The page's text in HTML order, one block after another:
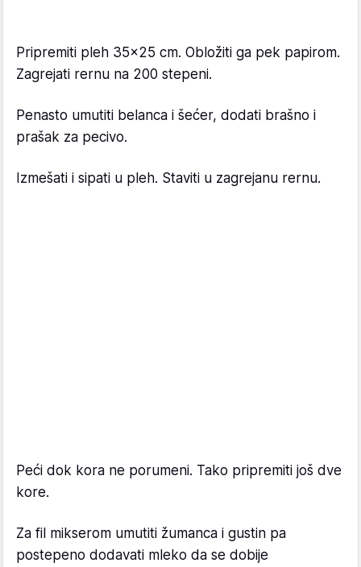
Pripremiti pleh 35x25 cm. Obložiti ga pek papirom.
Zagrejati rernu na 200 stepeni.
Penasto umutiti belanca i šećer, dodati brašno i
prašak za pecivo.
Izmešati i sipati u pleh. Staviti u zagrejanu rernu.
Peći dok kora ne porumeni. Tako pripremiti još dve
kore.
Za fil mikserom umutiti žumanca i gustin pa
postepeno dodavati mleko da se dobije